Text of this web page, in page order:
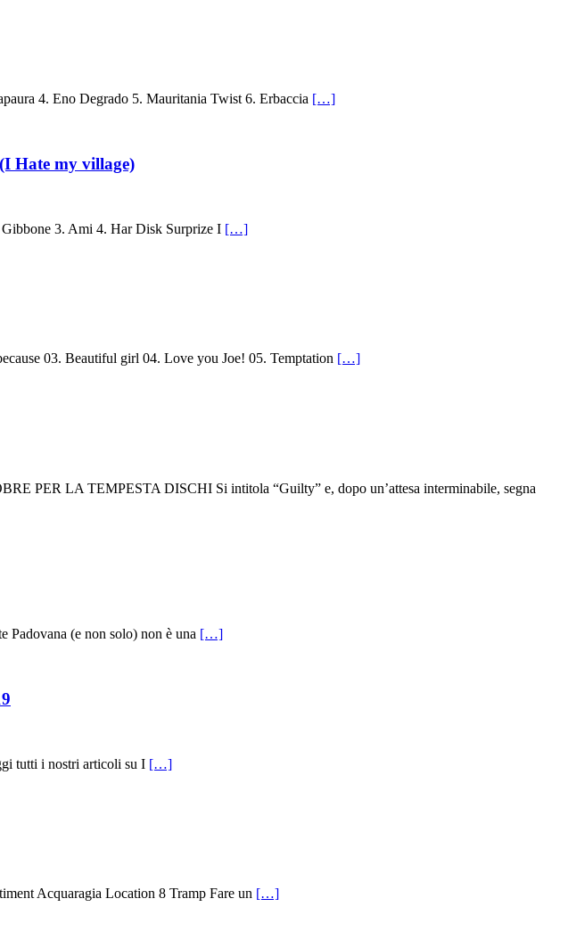
4. Eno Degrado 5. Mauritania Twist 6. Erbaccia […]
Hate my village)
3. Ami 4. Har Disk Surprize I […]
03. Beautiful girl 04. Love you Joe! 05. Temptation […]
LA TEMPESTA DISCHI Si intitola “Guilty” e, dopo un’attesa interminabile, segna
Padovana (e non solo) non è una […]
tutti i nostri articoli su I […]
Acquaragia Location 8 Tramp Fare un […]